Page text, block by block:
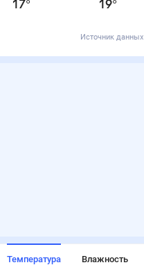
17° 19°
Источник данных
Температура Влажность